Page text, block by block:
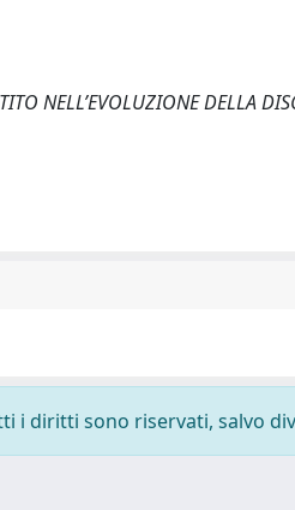
NELL’EVOLUZIONE DELLA
i diritti sono riservati, salvo